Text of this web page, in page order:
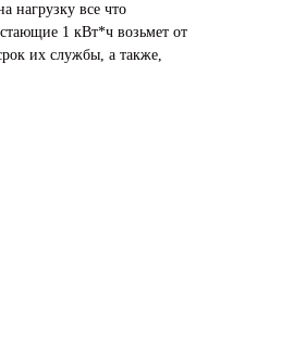
нагрузку все что
1 кВт*ч возьмет от
их службы, а также,